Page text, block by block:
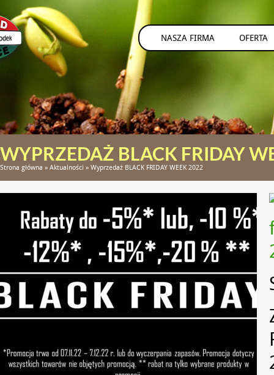
NASZA FIRMA OFERTA
WYPRZEDAŻ BLACK FRIDAY
Strona główna » Aktualności » Wyprzedaż BLACK FRIDAY WEEK 2022